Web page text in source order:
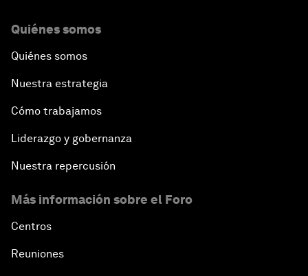
Quiénes somos
Quiénes somos
Nuestra estrategia
Cómo trabajamos
Liderazgo y gobernanza
Nuestra repercusión
Más información sobre el Foro
Centros
Reuniones